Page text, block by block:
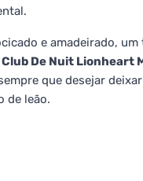
e amadeirado,
Club De Nuit Lionheart
que desejar
de leão.